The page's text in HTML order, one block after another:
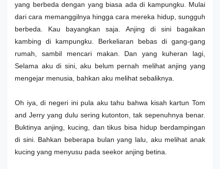
yang berbeda dengan yang biasa ada di kampungku. Mulai
dari cara memanggilnya hingga cara mereka hidup, sungguh
berbeda. Kau bayangkan saja. Anjing di sini bagaikan
kambing di kampungku. Berkeliaran bebas di gang-gang
rumah, sambil mencari makan. Dan yang kuheran lagi,
Selama aku di sini, aku belum pernah melihat anjing yang
mengejar menusia, bahkan aku melihat sebaliknya.
Oh iya, di negeri ini pula aku tahu bahwa kisah kartun Tom
and Jerry yang dulu sering kutonton, tak sepenuhnya benar.
Buktinya anjing, kucing, dan tikus bisa hidup berdampingan
di sini. Bahkan beberapa bulan yang lalu, aku melihat anak
kucing yang menyusu pada seekor anjing betina.